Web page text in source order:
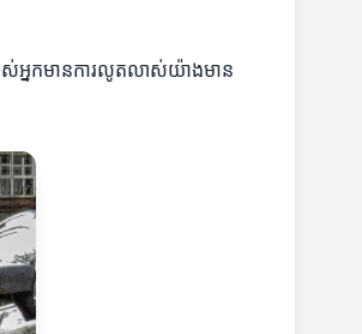
ស់អ្នកមានការលូតលាស់យ៉ាងមាន